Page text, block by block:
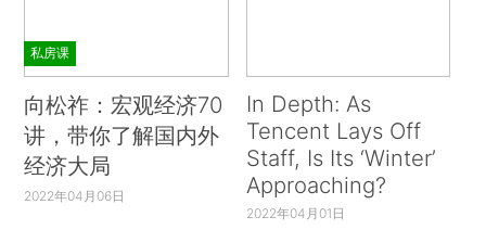
私房课
向松祚：宏观经济70
讲，带你了解国内外
经济大局
2022年04月06日
In Depth: As
Tencent Lays Off
Staff, Is Its ‘Winter’
Approaching?
2022年04月01日